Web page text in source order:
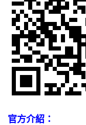
官方介紹：